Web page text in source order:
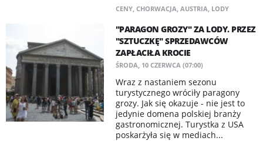
CENY, CHORWACJA, AUSTRIA, LODY
"PARAGON GROZY" ZA LODY. PRZEZ
"SZTUCZKĘ" SPRZEDAWCÓW
ZAPŁACIŁA KROCIE
ŚRODA, 10 CZERWCA (07:00)
Wraz z nastaniem sezonu
turystycznego wróciły paragony
grozy. Jak się okazuje - nie jest to
jedynie domena polskiej branży
gastronomicznej. Turystka z USA
poskarżyła się w mediach...